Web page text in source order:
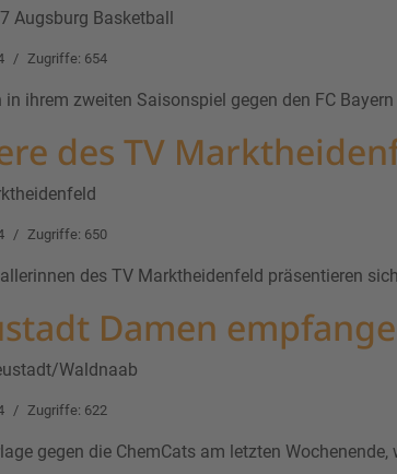
Augsburg Basketball
Zugriffe: 654
in ihrem zweiten Saisonspiel gegen den FC
des TV
Zugriffe: 650
des TV Marktheidenfeld präsentieren
Damen
Waldnaab
Zugriffe: 622
gegen die ChemCats am letzten